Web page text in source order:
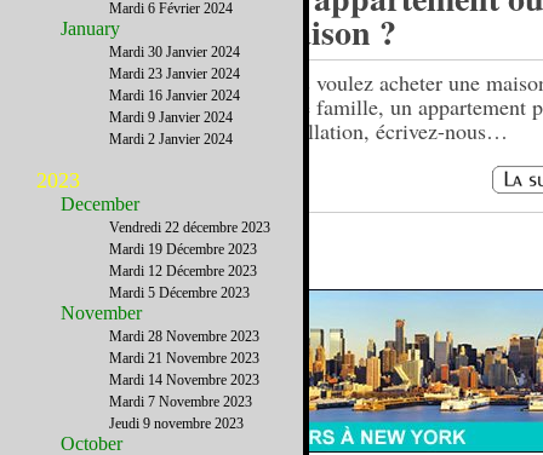
maison ?
Vous voulez acheter une
votre famille, un appartement
installation, écrivez-nous…
Mardi 6 Février 2024
January
Mardi 30 Janvier 2024
Mardi 23 Janvier 2024
Mardi 16 Janvier 2024
Mardi 9 Janvier 2024
Mardi 2 Janvier 2024
2023
December
Vendredi 22 décembre 2023
Mardi 19 Décembre 2023
Mardi 12 Décembre 2023
Mardi 5 Décembre 2023
November
Mardi 28 Novembre 2023
Mardi 21 Novembre 2023
Mardi 14 Novembre 2023
Mardi 7 Novembre 2023
Jeudi 9 novembre 2023
October